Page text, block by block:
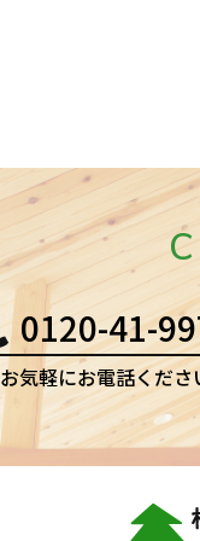
0120-41-
お気軽にお電話くださ